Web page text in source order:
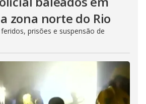
zona norte do Rio
prisões e suspensão de